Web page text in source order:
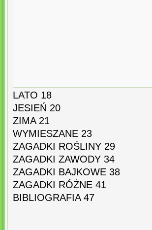
LATO 18
JESIEŃ 20
ZIMA 21
WYMIESZANE 23
ZAGADKI ROŚLINY 29
ZAGADKI ZAWODY 34
ZAGADKI BAJKOWE 38
ZAGADKI RÓŻNE 41
BIBLIOGRAFIA 47